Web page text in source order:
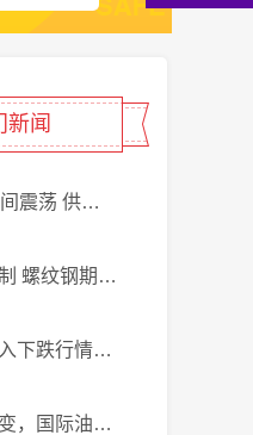
新闻
PVC期价区间震荡 供需博弈
多重利空压制 螺纹钢期货维持
焦炭市场转入下跌行情，钢厂压
中东局势生变，国际油价高位跳